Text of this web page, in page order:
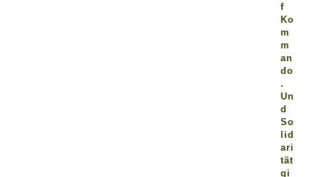
f
Ko
m
m
an
do
.
Un
d
So
lid
ari
tät
gi